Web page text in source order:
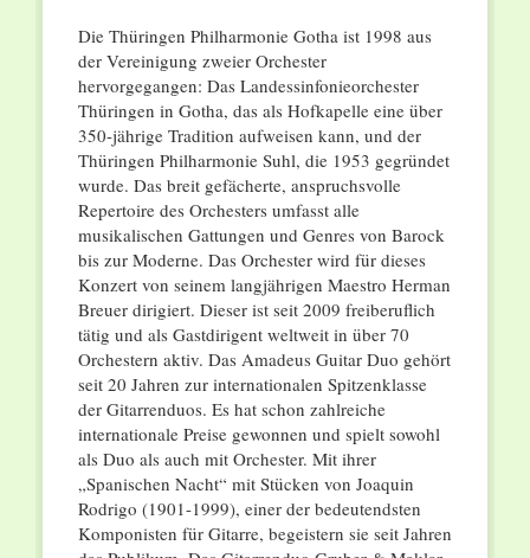
Die Thüringen Philharmonie Gotha ist 1998 aus
der Vereinigung zweier Orchester
hervorgegangen: Das Landessinfonieorchester
Thüringen in Gotha, das als Hofkapelle eine über
350-jährige Tradition aufweisen kann, und der
Thüringen Philharmonie Suhl, die 1953 gegründet
wurde. Das breit gefächerte, anspruchsvolle
Repertoire des Orchesters umfasst alle
musikalischen Gattungen und Genres von Barock
bis zur Moderne. Das Orchester wird für dieses
Konzert von seinem langjährigen Maestro Herman
Breuer dirigiert. Dieser ist seit 2009 freiberuflich
tätig und als Gastdirigent weltweit in über 70
Orchestern aktiv. Das Amadeus Guitar Duo gehört
seit 20 Jahren zur internationalen Spitzenklasse
der Gitarrenduos. Es hat schon zahlreiche
internationale Preise gewonnen und spielt sowohl
als Duo als auch mit Orchester. Mit ihrer
„Spanischen Nacht“ mit Stücken von Joaquin
Rodrigo (1901-1999), einer der bedeutendsten
Komponisten für Gitarre, begeistern sie seit Jahren